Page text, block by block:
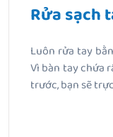
Rửa sạch
Luôn rửa tay
Vì bàn tay chứa
trước, bạn sẽ